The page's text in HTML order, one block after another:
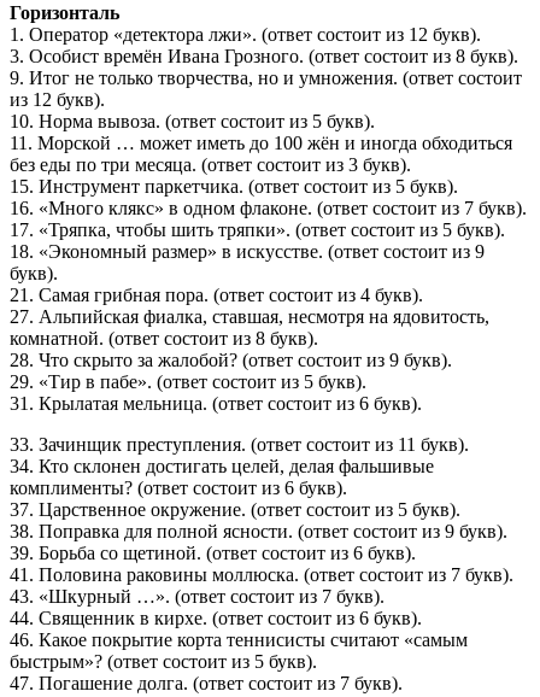
Горизонталь
1. Оператор «детектора лжи». (ответ состоит из 12 букв).
3. Особист времён Ивана Грозного. (ответ состоит из 8 букв).
9. Итог не только творчества, но и умножения. (ответ состоит
из 12 букв).
10. Норма вывоза. (ответ состоит из 5 букв).
11. Морской … может иметь до 100 жён и иногда обходиться
без еды по три месяца. (ответ состоит из 3 букв).
15. Инструмент паркетчика. (ответ состоит из 5 букв).
16. «Много клякс» в одном флаконе. (ответ состоит из 7 букв).
17. «Тряпка, чтобы шить тряпки». (ответ состоит из 5 букв).
18. «Экономный размер» в искусстве. (ответ состоит из 9
букв).
21. Самая грибная пора. (ответ состоит из 4 букв).
27. Альпийская фиалка, ставшая, несмотря на ядовитость,
комнатной. (ответ состоит из 8 букв).
28. Что скрыто за жалобой? (ответ состоит из 9 букв).
29. «Тир в пабе». (ответ состоит из 5 букв).
31. Крылатая мельница. (ответ состоит из 6 букв).
33. Зачинщик преступления. (ответ состоит из 11 букв).
34. Кто склонен достигать целей, делая фальшивые
комплименты? (ответ состоит из 6 букв).
37. Царственное окружение. (ответ состоит из 5 букв).
38. Поправка для полной ясности. (ответ состоит из 9 букв).
39. Борьба со щетиной. (ответ состоит из 6 букв).
41. Половина раковины моллюска. (ответ состоит из 7 букв).
43. «Шкурный …». (ответ состоит из 7 букв).
44. Священник в кирхе. (ответ состоит из 6 букв).
46. Какое покрытие корта теннисисты считают «самым
быстрым»? (ответ состоит из 5 букв).
47. Погашение долга. (ответ состоит из 7 букв).